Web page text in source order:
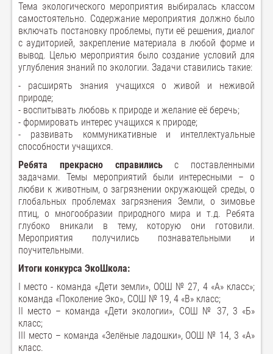
Тема экологического мероприятия выбиралась классом
самостоятельно. Содержание мероприятия должно было
включать постановку проблемы, пути её решения, диалог
с аудиторией, закрепление материала в любой форме и
вывод. Целью мероприятия было создание условий для
углубления знаний по экологии. Задачи ставились такие:
- расширять знания учащихся о живой и неживой
природе;
- воспитывать любовь к природе и желание её беречь;
- формировать интерес учащихся к природе;
- развивать коммуникативные и интеллектуальные
способности учащихся.
Ребята прекрасно справилисьс поставленными
задачами. Темы мероприятий были интересными – о
любви к животным, о загрязнении окружающей среды, о
глобальных проблемах загрязнения Земли, о зимовье
птиц, о многообразии природного мира и т.д. Ребята
глубоко вникали в тему, которую они готовили.
Мероприятия получились познавательными и
поучительными.
Итоги конкурса ЭкоШкола:
I место - команда «Дети земли», ООШ № 27, 4 «А» класс»;
команда «Поколение Эко», СОШ № 19, 4 «В» класс;
II место – команда «Дети экологии», СОШ № 37, 3 «Б»
класс;
III место – команда «Зелёные ладошки», ООШ № 14, 3 «А»
класс.